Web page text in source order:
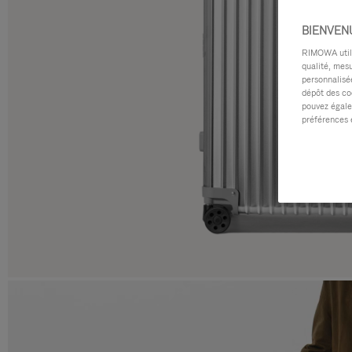
RIMOWA
qualité,
dépôt des
pouvez
préférences